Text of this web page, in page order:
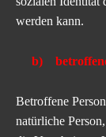
werden kann.
b) betroffene
Betroffene
natürliche